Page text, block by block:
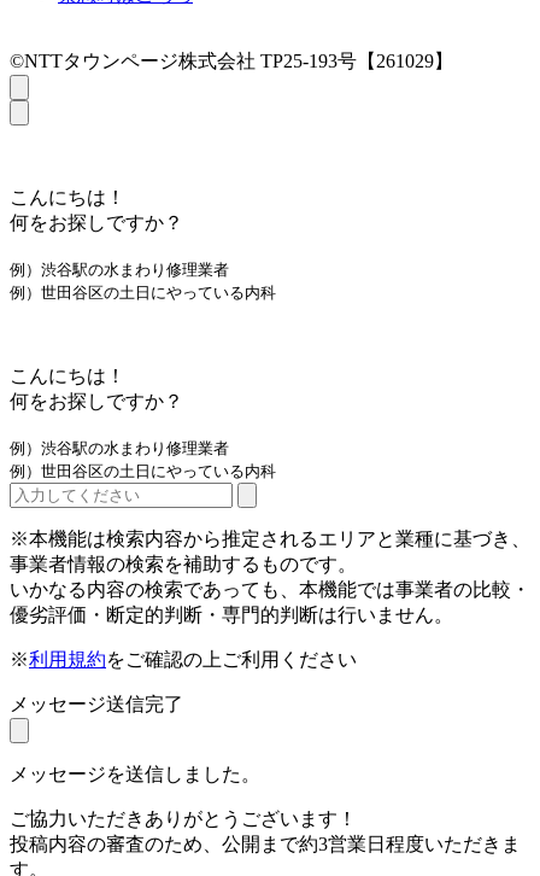
©NTTタウンページ株式会社 TP25-193号【261029】
こんにちは！
何をお探しですか？
例）渋谷駅の水まわり修理業者
例）世田谷区の土日にやっている内科
こんにちは！
何をお探しですか？
例）渋谷駅の水まわり修理業者
例）世田谷区の土日にやっている内科
※本機能は検索内容から推定されるエリアと業種に基づき、
事業者情報の検索を補助するものです。
いかなる内容の検索であっても、本機能では事業者の比較・
優劣評価・断定的判断・専門的判断は行いません。
※利用規約をご確認の上ご利用ください
メッセージ送信完了
メッセージを送信しました。
ご協力いただきありがとうございます！
投稿内容の審査のため、公開まで約3営業日程度いただきま
す。